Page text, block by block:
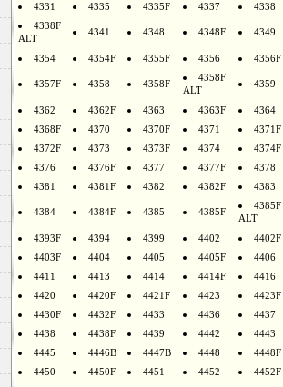
4331
4335 4335F 4337 4338
4338F
ALT
4341 4348 4348F 4349
4354 4354F 4355F 4356 4356F
4357F 4358 4358F
4358F
ALT
4359
4362 4362F 4363 4363F 4364
4368F
4370 4370F 4371 4371F
4372F
4373 4373F 4374 4374F
4376
4376F 4377 4377F 4378
4381
4381F 4382 4382F 4383
4384 4384F 4385 4385F
4385F
ALT
4393F 4394 4399 4402 4402F
4403F
4404 4405 4405F 4406
4411
4413 4414 4414F 4416
4420
4420F 4421F 4423 4423F
4430F
4432F 4433 4436 4437
4438
4438F 4439 4442 4443
4445
4446B 4447B 4448 4448F
4450
4450F 4451 4452 4452F